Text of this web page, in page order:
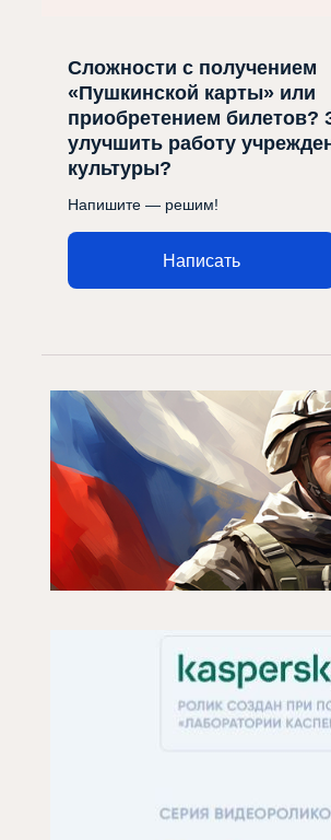
Сложности с получением
«Пушкинской карты» или
приобретением билетов?
улучшить работу
культуры?
Напишите — решим!
Написать